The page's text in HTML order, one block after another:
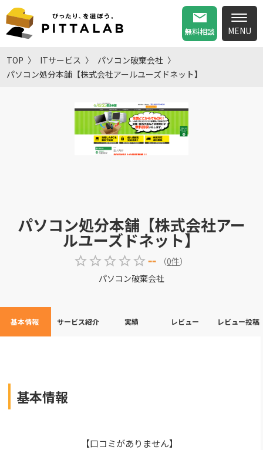
無料相談
TOP ITサービス
パソコン破棄会社
パソコン処分本舗【株式会社アールユーズドネット】
パソコン処分本舗【株式会社アー
ルユーズドネット】
-- （0件）
パソコン破棄会社
基本情報 サービス紹介 実績 レビュー レビュー投稿
基本情報
【口コミがありません】